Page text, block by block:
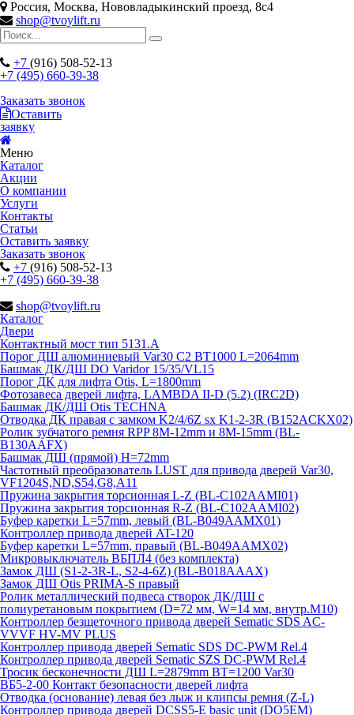
Россия, Москва, Нововладыкинский проезд, 8с4
shop@tvoylift.ru
+7 (916) 508-52-13
+7 (495) 660-39-38
Заказать звонок
Оставить
заявку
Меню
Каталог
Акции
О компании
Услуги
Контакты
Статьи
Оставить заявку
Заказать звонок
+7 (916) 508-52-13
+7 (495) 660-39-38
shop@tvoylift.ru
Каталог
Двери
Контактный мост тип 5131.A
Порог ДШ алюминиевый Var30 C2 BT1000 L=2064mm
Башмак ДК/ДШ DO Varidor 15/35/VL15
Порог ДК для лифта Otis, L=1800mm
Фотозавеса дверей лифта, LAMBDA II-D (5.2) (IRC2D)
Башмак ДК/ДШ Otis TECHNA
Отводка ДК правая с замком K2/4/6Z sx K1-2-3R (B152ACKX02)
Ролик зубчатого ремня RPP 8M-12mm и 8M-15mm (BL-
B130AAFX)
Башмак ДШ (прямой) H=72mm
Частотный преобразователь LUST для привода дверей Var30,
VF1204S,ND,S54,G8,A11
Пружина закрытия торсионная L-Z (BL-C102AAMI01)
Пружина закрытия торсионная R-Z (BL-C102AAMI02)
Буфер каретки L=57mm, левый (BL-B049AAMX01)
Контроллер привода дверей AT-120
Буфер каретки L=57mm, правый (BL-B049AAMX02)
Микровыключатель ВБПЛ4 (без комплекта)
Замок ДШ (S1-2-3R-L, S2-4-6Z) (BL-B018AAAX)
Замок ДШ Otis PRIMA-S правый
Ролик металлический подвеса створок ДК/ДШ с
полиуретановым покрытием (D=72 мм, W=14 мм, внутр.М10)
Контроллер безщеточного привода дверей Sematiс SDS AC-
VVVF HV-MV PLUS
Контроллер привода дверей Sematic SDS DC-PWM Rel.4
Контроллер привода дверей Sematic SZS DC-PWM Rel.4
Тросик бесконечности ДШ L=2879mm BT=1200 Var30
ВБ5-2-00 Контакт безопасности дверей лифта
Отводка (основание) левая без лыж и клипсы ремня (Z-L)
Контроллер привода дверей DCSS5-E basic unit (DO5EM)